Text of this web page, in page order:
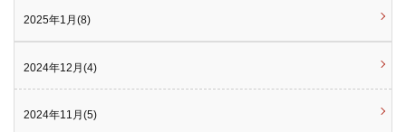
2025年1月(8)
2024年12月(4)
2024年11月(5)